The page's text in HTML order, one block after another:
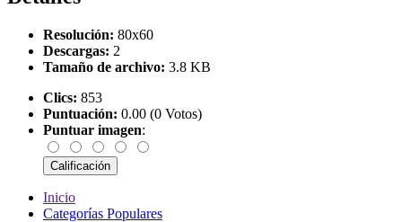
Resolución: 80x60
Descargas: 2
Tamaño de archivo: 3.8 KB
Clics: 853
Puntuación: 0.00 (0 Votos)
Puntuar imagen:
Inicio
Categorías Populares